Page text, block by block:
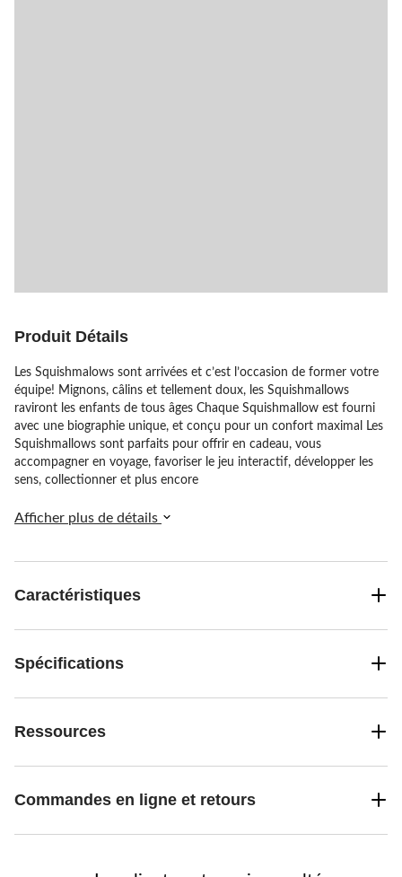
Produit Détails
Les Squishmalows sont arrivées et c’est l’occasion de former votre
équipe! Mignons, câlins et tellement doux, les Squishmallows
raviront les enfants de tous âges Chaque Squishmallow est fourni
avec une biographie unique, et conçu pour un confort maximal Les
Squishmallows sont parfaits pour offrir en cadeau, vous
accompagner en voyage, favoriser le jeu interactif, développer les
sens, collectionner et plus encore
Afficher plus de détails
Caractéristiques
Spécifications
Ressources
Commandes en ligne et retours